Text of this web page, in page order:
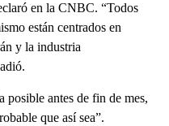
en la CNBC. “Todos
están centrados en
y la industria
posible antes de fin de mes,
que así sea”.